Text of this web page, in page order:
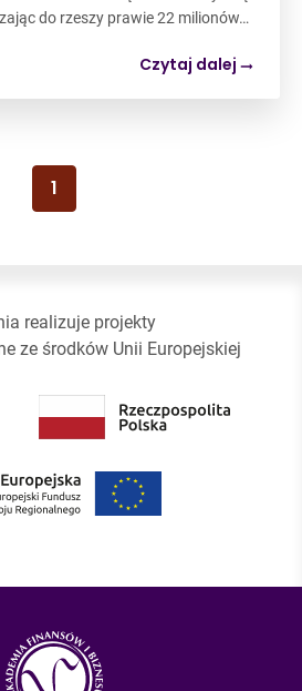
do rzeszy prawie 22 milionów…
Czytaj dalej
1
realizuje projekty
ze środków Unii Europejskiej